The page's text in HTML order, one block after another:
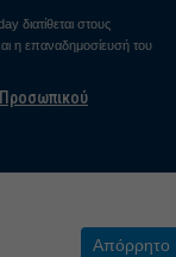
διατίθεται στους
η επαναδημοσίευσή του
Απόρρητο